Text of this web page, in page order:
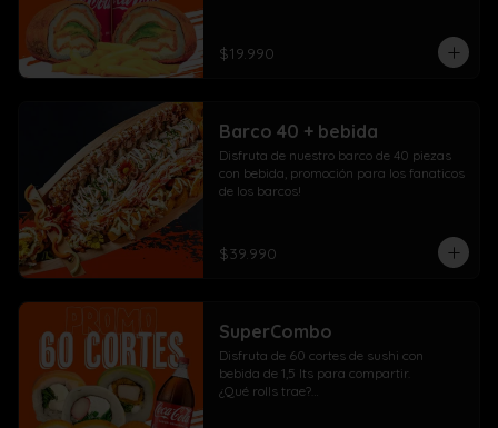
$19.990
Barco 40 + bebida
Disfruta de nuestro barco de 40 piezas
con bebida, promoción para los fanaticos
de los barcos!
$39.990
SuperCombo
Disfruta de 60 cortes de sushi con
bebida de 1,5 lts para compartir.
¿Qué rolls trae?